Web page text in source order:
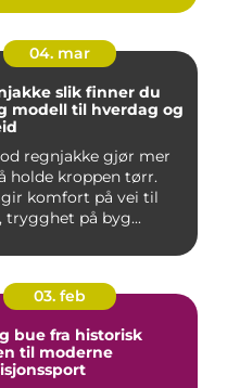
04. mar
slik finner du
modell til hverdag og
regnjakke gjør mer
holde kroppen tørr.
gir komfort på vei til
trygghet på byg...
03. feb
fra historisk
til moderne